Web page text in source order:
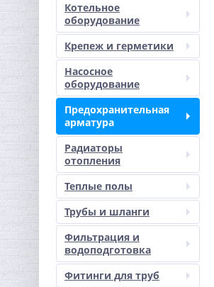
Котельное
оборудование
Крепеж и герметики
Насосное
оборудование
Предохранительная
арматура
Радиаторы
отопления
Теплые полы
Трубы и шланги
Фильтрация и
водоподготовка
Фитинги для труб